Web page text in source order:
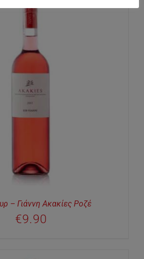
– Γιάννη Ακακίες Ροζέ
€9.90